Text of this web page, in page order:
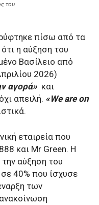
του
πίσω από τα
η αύξηση του
Βασίλειο από
2026)
αγορά» και
απειλή. «We are on
εταιρεία που
και Mr Green. Η
αύξηση του
40% που ίσχυσε
των